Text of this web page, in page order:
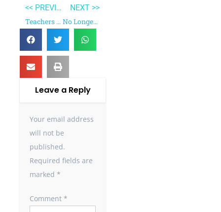
<< PREVIOUS
Teachers as A Coach
NEXT >>
No Longer Human
Leave a Reply
Your email address
will not be
published.
Required fields are
marked *
Comment *